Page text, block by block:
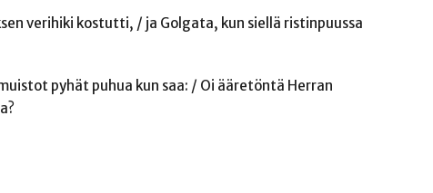
verihiki kostutti, / ja Golgata, kun siellä ristinpuussa
pyhät puhua kun saa: / Oi ääretöntä Herran